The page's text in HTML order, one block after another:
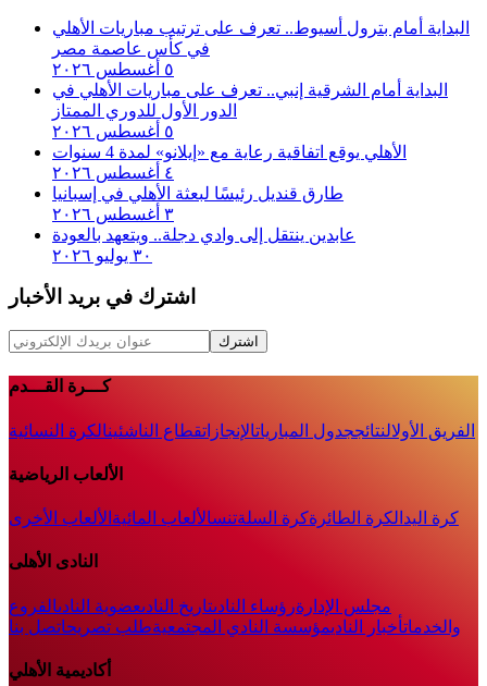
البداية أمام بترول أسيوط.. تعرف على ترتيب مباريات الأهلي
في كأس عاصمة مصر
٥ أغسطس ٢٠٢٦
البداية أمام الشرقية إنبي.. تعرف على مباريات الأهلي في
الدور الأول للدوري الممتاز
٥ أغسطس ٢٠٢٦
الأهلي يوقع اتفاقية رعاية مع «إيلانو» لمدة 4 سنوات
٤ أغسطس ٢٠٢٦
طارق قنديل رئيسًا لبعثة الأهلي في إسبانيا
٣ أغسطس ٢٠٢٦
عابدين ينتقل إلى وادي دجلة.. ويتعهد بالعودة
٣٠ يوليو ٢٠٢٦
اشترك في بريد الأخبار
اشترك
كـــرة القـــدم
الفريق الأولالنتائججدول المبارياتالإنجازاتقطاع الناشئينالكرة النسائية
الألعاب الرياضية
كرة اليد الكرة الطائرةكرة السلةتنسالألعاب المائية الألعاب الأخرى
النادى الأهلى
مجلس الإدارةرؤساء النادىتاريخ النادىعضوية النادىالفروع
والخدماتأخبار الناديمؤسسة النادي المجتمعيةطلب تصريحاتصل بنا
أكاديمية الأهلي